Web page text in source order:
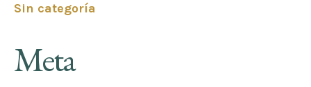
Sin categoría
Meta